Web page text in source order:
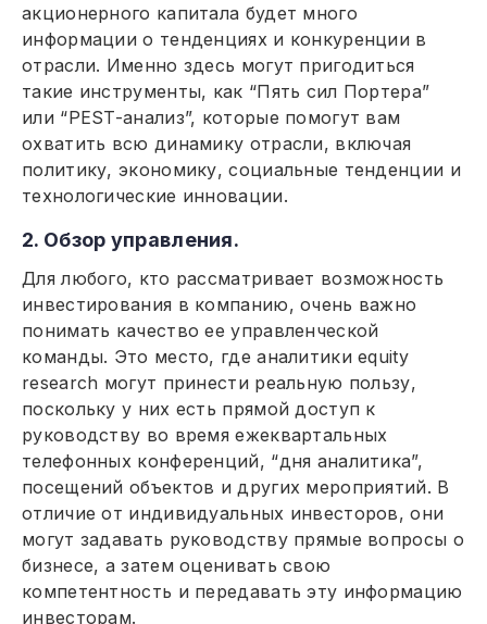
акционерного капитала будет много
информации о тенденциях и конкуренции в
отрасли. Именно здесь могут пригодиться
такие инструменты, как “Пять сил Портера”
или “PEST-анализ”, которые помогут вам
охватить всю динамику отрасли, включая
политику, экономику, социальные тенденции и
технологические инновации.
2. Обзор управления.
Для любого, кто рассматривает возможность
инвестирования в компанию, очень важно
понимать качество ее управленческой
команды. Это место, где аналитики equity
research могут принести реальную пользу,
поскольку у них есть прямой доступ к
руководству во время ежеквартальных
телефонных конференций, “дня аналитика”,
посещений объектов и других мероприятий. В
отличие от индивидуальных инвесторов, они
могут задавать руководству прямые вопросы о
бизнесе, а затем оценивать свою
компетентность и передавать эту информацию
инвесторам.